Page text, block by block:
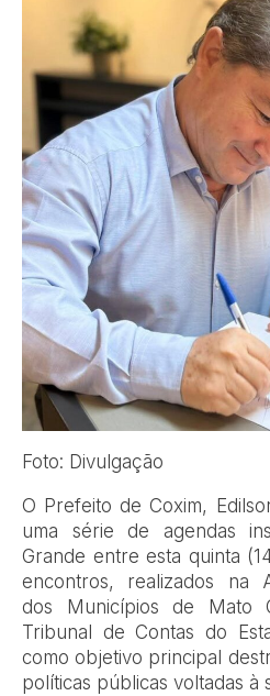
Foto: Divulgação
O Prefeito de Coxim,
uma série de agendas
Grande entre esta quinta
encontros, realizados na
dos Municípios de Mato
Tribunal de Contas do
como objetivo principal
políticas públicas voltadas à